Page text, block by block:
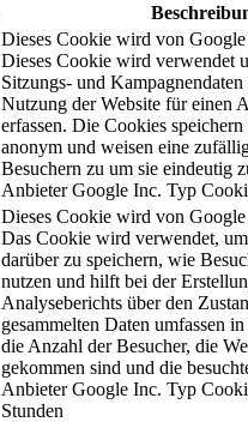
Dieses Cookie wird von
Dieses Cookie wird verwendet
Sitzungs- und
Nutzung der Website für einen
erfassen. Die Cookies
anonym und weisen eine
Besuchern zu um sie eindeutig
Anbieter Google Inc. Typ
Dieses Cookie wird von
Das Cookie wird verwendet,
darüber zu speichern, wie
nutzen und hilft bei der
Analyseberichts über den
gesammelten Daten umfassen
die Anzahl der Besucher, die
gekommen sind und die
Anbieter Google Inc. Typ
Stunden